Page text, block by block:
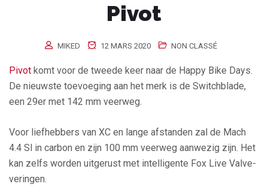
Pivot
MIKED 12 MARS 2020 NON CLASSÉ
Pivot komt voor de tweede keer naar de Happy Bike Days.
De nieuwste toevoeging aan het merk is de Switchblade,
een 29er met 142 mm veerweg.
Voor liefhebbers van XC en lange afstanden zal de Mach
4.4 Sl in carbon en zijn 100 mm veerweg aanwezig zijn. Het
kan zelfs worden uitgerust met intelligente Fox Live Valve-
veringen.